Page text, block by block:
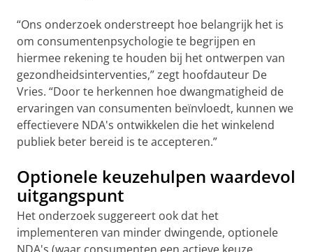
“Ons onderzoek onderstreept hoe belangrijk het is
om consumentenpsychologie te begrijpen en
hiermee rekening te houden bij het ontwerpen van
gezondheidsinterventies,” zegt hoofdauteur De
Vries. “Door te herkennen hoe dwangmatigheid de
ervaringen van consumenten beïnvloedt, kunnen we
effectievere NDA's ontwikkelen die het winkelend
publiek beter bereid is te accepteren.”
Optionele keuzehulpen waardevol
uitgangspunt
Het onderzoek suggereert ook dat het
implementeren van minder dwingende, optionele